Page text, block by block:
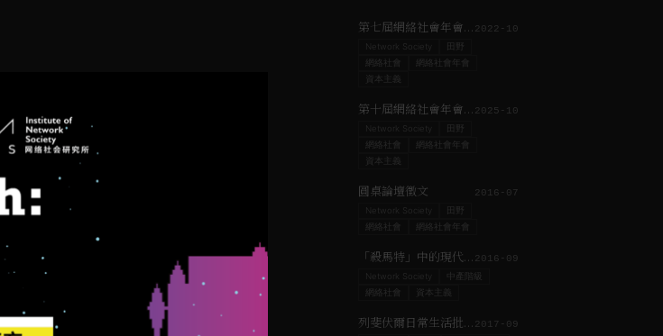
第七屆網絡社會年會｜Nevermind the Web3，Here’s the P2P！ 2022-10
Network Society
網絡社會
網絡社會年會
第十屆網絡社會年會 | 互聯網之終？AI（ài）來不來 2025-10
Network Society
網絡社會
網絡社會年會
圓桌論壇徵文 2016-07
Network Society
網絡社會
網絡社會年會
「殺馬特」中的現代性——關於城鄉空間生產之社會展示 2016-09
Network Society
中產階級
網絡社會
列斐伏爾日常生活批判｜#4 日常生活批判 2017-09